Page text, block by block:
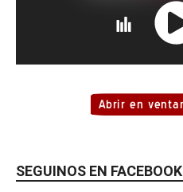
SEGUINOS EN FACEBOOK